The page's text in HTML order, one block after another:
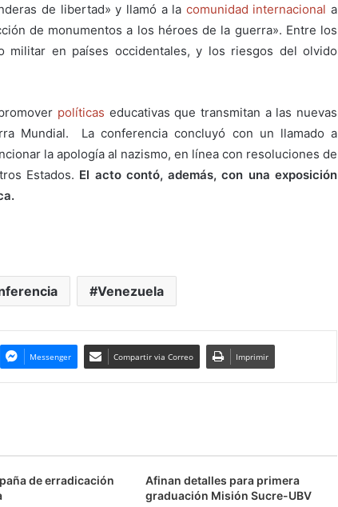
de libertad» y llamó a la comunidad internacional a
de monumentos a los héroes de la guerra». Entre los
militar en países occidentales, y los riesgos del olvido
políticas educativas que transmitan a las nuevas
Mundial. La conferencia concluyó con un llamado a
la apología al nazismo, en línea con resoluciones de
Estados. El acto contó, además, con una exposición
Venezuela
Messenger Compartir via Correo Imprimir
de erradicación
Afinan detalles para primera
graduación Misión Sucre-UBV